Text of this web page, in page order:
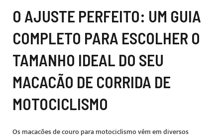
O AJUSTE PERFEITO: UM GUIA
COMPLETO PARA ESCOLHER O
TAMANHO IDEAL DO SEU
MACACÃO DE CORRIDA DE
MOTOCICLISMO
Os macacões de couro para motociclismo vêm em diversos